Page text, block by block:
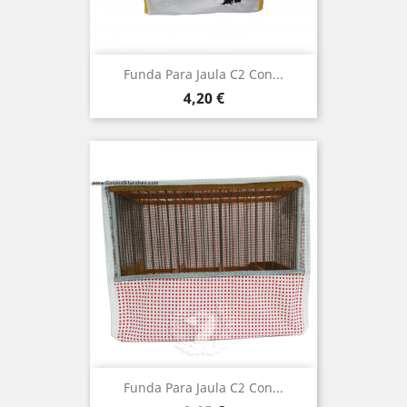
Funda Para Jaula C2 Con...
Precio
4,20 €
Funda Para Jaula C2 Con...